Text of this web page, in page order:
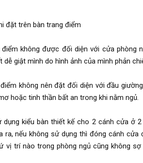
đặt trên bàn trang điểm
không được đối diện với cửa phòng
dễ giật mình do hình ảnh của mình phản
không nên đặt đối diện với đầu
hoặc tinh thần bất an trong khi nằm ngủ.
kiểu bàn thiết kế cho 2 cánh cửa ở 2
nếu không sử dụng thì đóng cánh cửa
vị trí nào trong phòng ngủ cũng không